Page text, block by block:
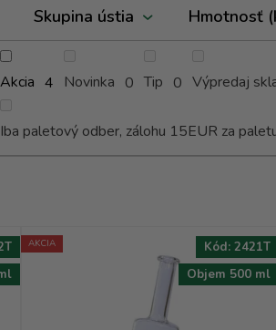
Akcia 4 Novinka 0 Tip 0 Výpredaj
Iba paletový odber, zálohu 15EUR za
Skupina ústia Hmotnosť
AKCIA
Objem 500 ml
Kód: 2421T